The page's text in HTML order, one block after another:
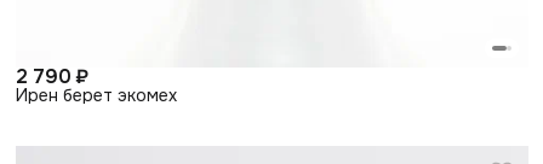
2 790 ₽
Ирен берет экомех